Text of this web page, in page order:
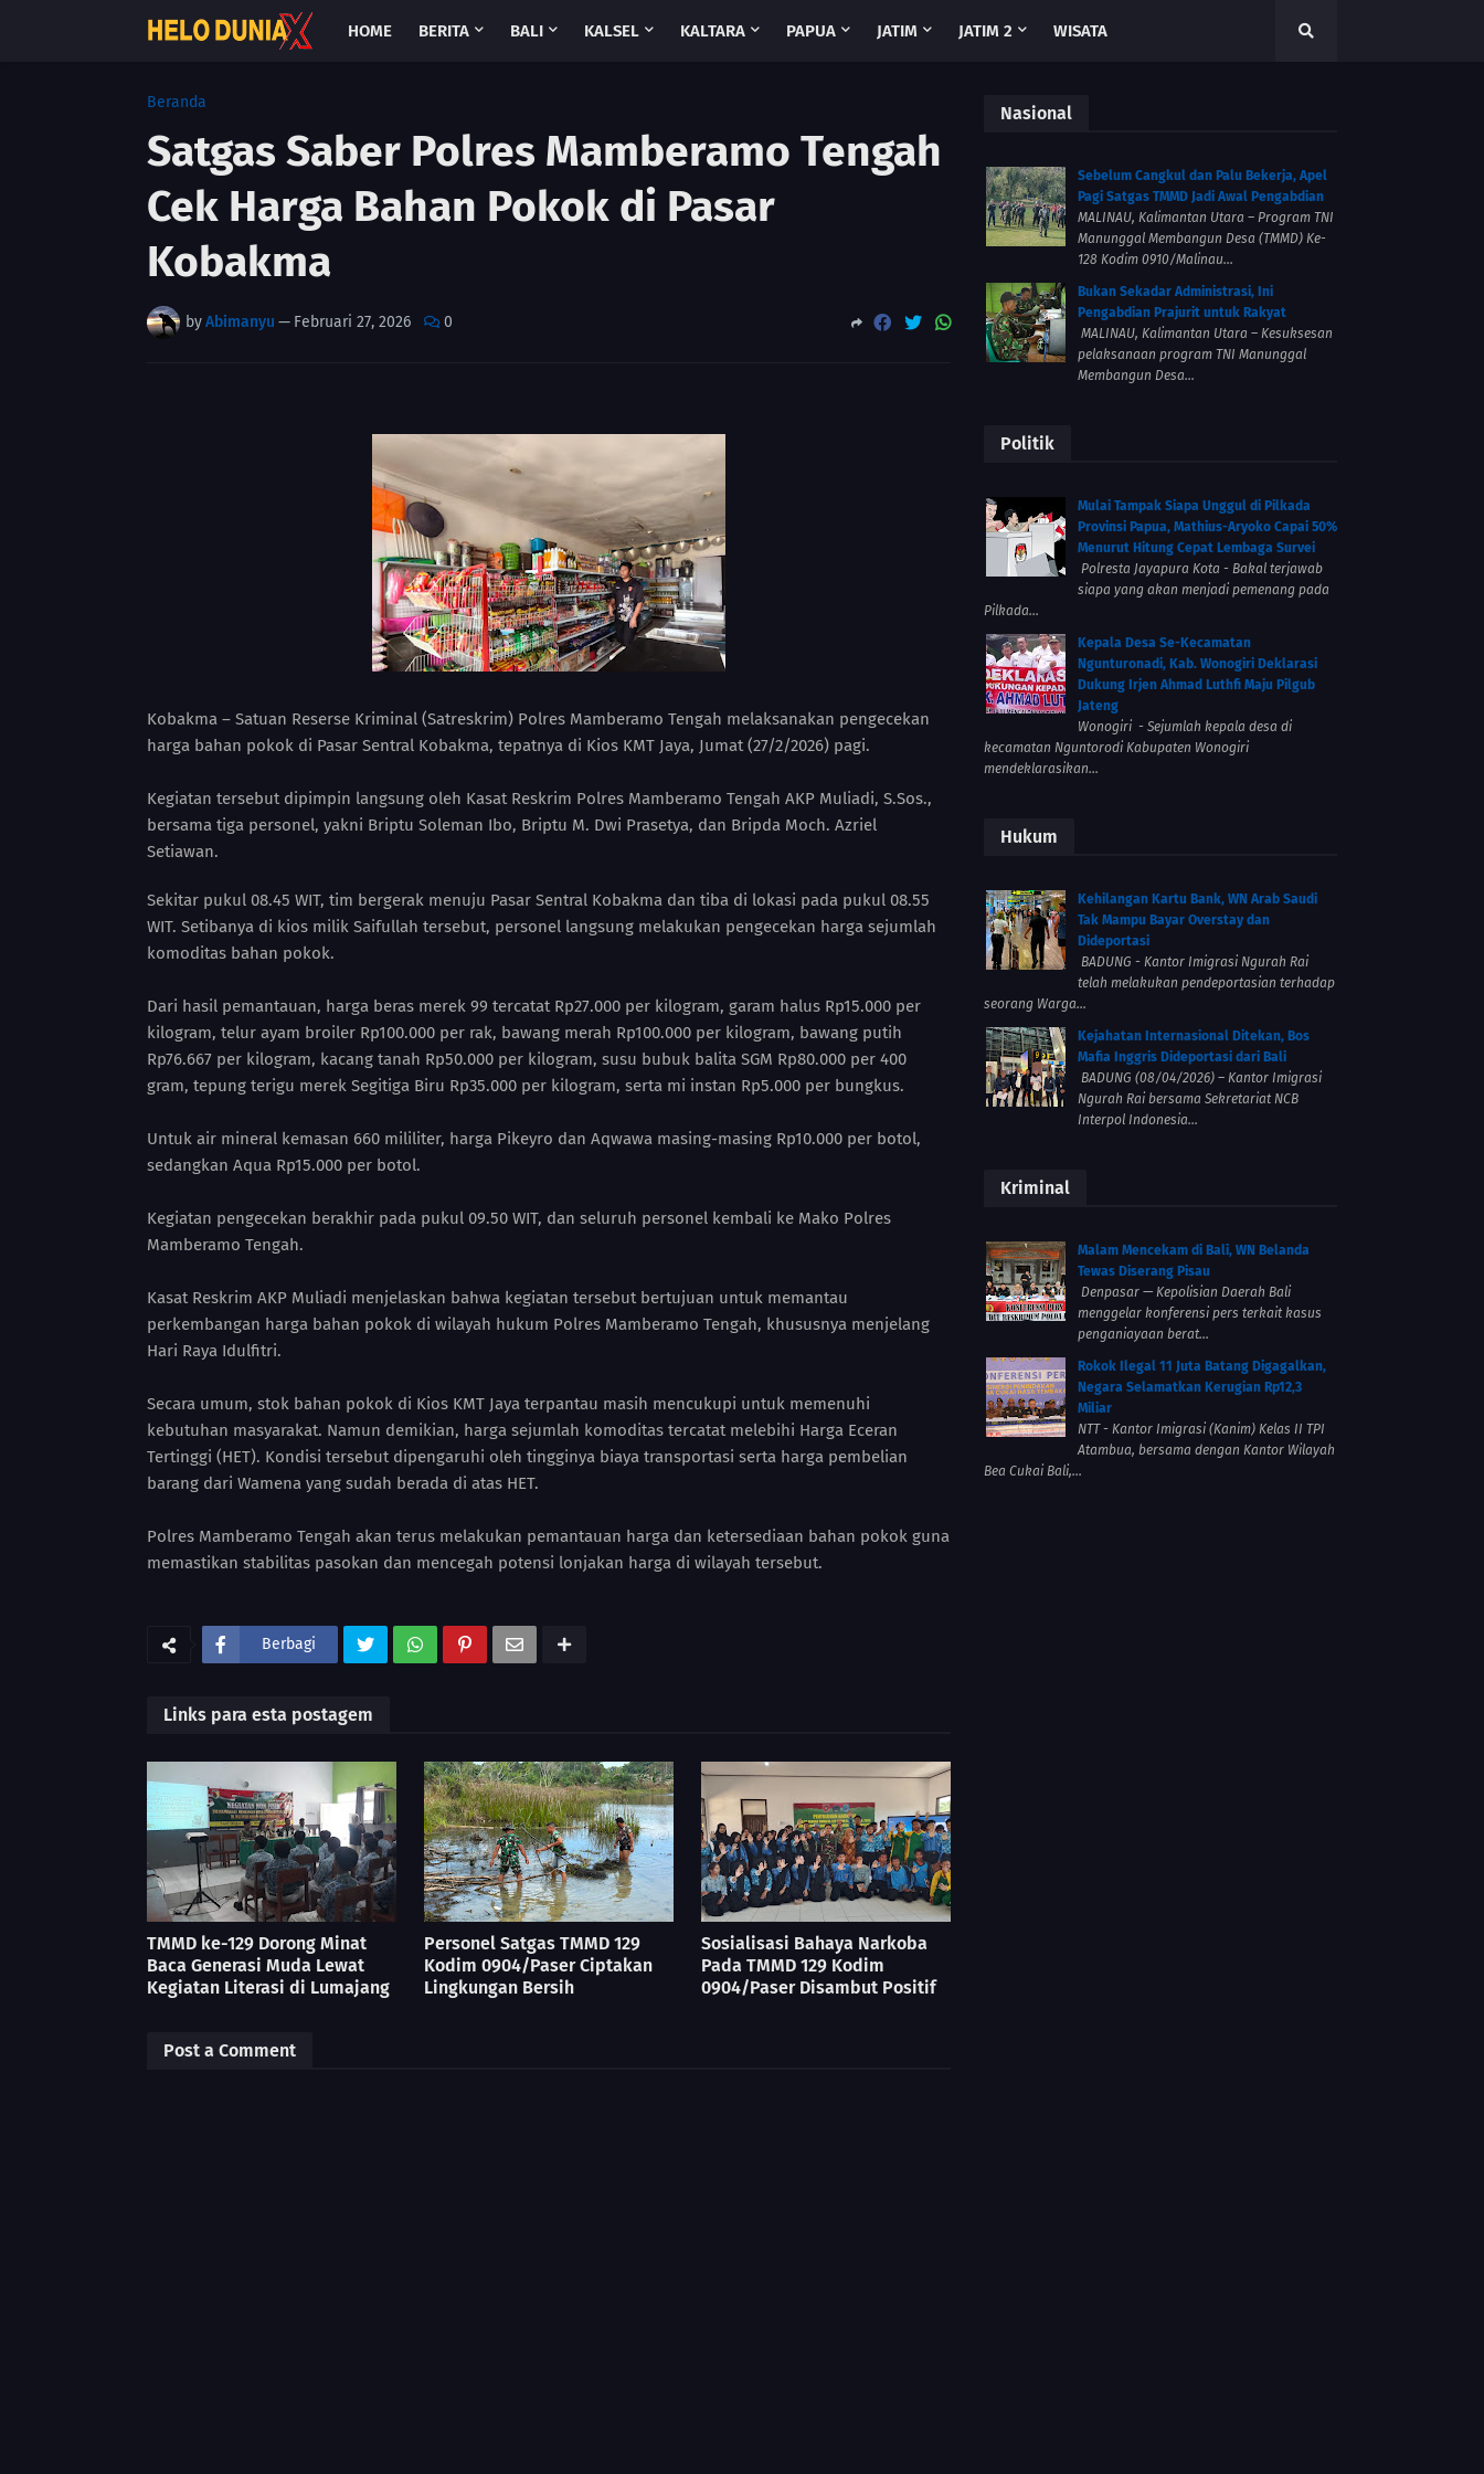
HOME BERITA BALI KALSEL KALTARA PAPUA JATIM JATIM 2 WISATA
Beranda
Satgas Saber Polres Mamberamo Tengah
Cek Harga Bahan Pokok di Pasar
Kobakma
byAbimanyu — Februari 27, 2026 0
Kobakma – Satuan Reserse Kriminal (Satreskrim) Polres Mamberamo Tengah melaksanakan pengecekan
harga bahan pokok di Pasar Sentral Kobakma, tepatnya di Kios KMT Jaya, Jumat (27/2/2026) pagi.
Kegiatan tersebut dipimpin langsung oleh Kasat Reskrim Polres Mamberamo Tengah AKP Muliadi, S.Sos.,
bersama tiga personel, yakni Briptu Soleman Ibo, Briptu M. Dwi Prasetya, dan Bripda Moch. Azriel
Setiawan.
Sekitar pukul 08.45 WIT, tim bergerak menuju Pasar Sentral Kobakma dan tiba di lokasi pada pukul 08.55
WIT. Setibanya di kios milik Saifullah tersebut, personel langsung melakukan pengecekan harga sejumlah
komoditas bahan pokok.
Dari hasil pemantauan, harga beras merek 99 tercatat Rp27.000 per kilogram, garam halus Rp15.000 per
kilogram, telur ayam broiler Rp100.000 per rak, bawang merah Rp100.000 per kilogram, bawang putih
Rp76.667 per kilogram, kacang tanah Rp50.000 per kilogram, susu bubuk balita SGM Rp80.000 per 400
gram, tepung terigu merek Segitiga Biru Rp35.000 per kilogram, serta mi instan Rp5.000 per bungkus.
Untuk air mineral kemasan 660 mililiter, harga Pikeyro dan Aqwawa masing-masing Rp10.000 per botol,
sedangkan Aqua Rp15.000 per botol.
Kegiatan pengecekan berakhir pada pukul 09.50 WIT, dan seluruh personel kembali ke Mako Polres
Mamberamo Tengah.
Kasat Reskrim AKP Muliadi menjelaskan bahwa kegiatan tersebut bertujuan untuk memantau
perkembangan harga bahan pokok di wilayah hukum Polres Mamberamo Tengah, khususnya menjelang
Hari Raya Idulfitri.
Secara umum, stok bahan pokok di Kios KMT Jaya terpantau masih mencukupi untuk memenuhi
kebutuhan masyarakat. Namun demikian, harga sejumlah komoditas tercatat melebihi Harga Eceran
Tertinggi (HET). Kondisi tersebut dipengaruhi oleh tingginya biaya transportasi serta harga pembelian
barang dari Wamena yang sudah berada di atas HET.
Polres Mamberamo Tengah akan terus melakukan pemantauan harga dan ketersediaan bahan pokok guna
memastikan stabilitas pasokan dan mencegah potensi lonjakan harga di wilayah tersebut.
Berbagi
Links para esta postagem
TMMD ke-129 Dorong Minat
Baca Generasi Muda Lewat
Kegiatan Literasi di Lumajang
Personel Satgas TMMD 129
Kodim 0904/Paser Ciptakan
Lingkungan Bersih
Sosialisasi Bahaya Narkoba
Pada TMMD 129 Kodim
0904/Paser Disambut Positif
Post a Comment
Nasional
Sebelum Cangkul dan Palu Bekerja, Apel
Pagi Satgas TMMD Jadi Awal Pengabdian
MALINAU, Kalimantan Utara – Program TNI
Manunggal Membangun Desa (TMMD) Ke-
128 Kodim 0910/Malinau...
Bukan Sekadar Administrasi, Ini
Pengabdian Prajurit untuk Rakyat
MALINAU, Kalimantan Utara – Kesuksesan
pelaksanaan program TNI Manunggal
Membangun Desa...
Politik
Mulai Tampak Siapa Unggul di Pilkada
Provinsi Papua, Mathius-Aryoko Capai 50%
Menurut Hitung Cepat Lembaga Survei
Polresta Jayapura Kota - Bakal terjawab
siapa yang akan menjadi pemenang pada
Pilkada...
Kepala Desa Se-Kecamatan
Ngunturonadi, Kab. Wonogiri Deklarasi
Dukung Irjen Ahmad Luthfi Maju Pilgub
Jateng
Wonogiri - Sejumlah kepala desa di
kecamatan Nguntorodi Kabupaten Wonogiri
mendeklarasikan...
Hukum
Kehilangan Kartu Bank, WN Arab Saudi
Tak Mampu Bayar Overstay dan
Dideportasi
BADUNG - Kantor Imigrasi Ngurah Rai
telah melakukan pendeportasian terhadap
seorang Warga...
Kejahatan Internasional Ditekan, Bos
Mafia Inggris Dideportasi dari Bali
BADUNG (08/04/2026) – Kantor Imigrasi
Ngurah Rai bersama Sekretariat NCB
Interpol Indonesia...
Kriminal
Malam Mencekam di Bali, WN Belanda
Tewas Diserang Pisau
Denpasar — Kepolisian Daerah Bali
menggelar konferensi pers terkait kasus
penganiayaan berat...
Rokok Ilegal 11 Juta Batang Digagalkan,
Negara Selamatkan Kerugian Rp12,3
Miliar
NTT - Kantor Imigrasi (Kanim) Kelas II TPI
Atambua, bersama dengan Kantor Wilayah
Bea Cukai Bali,...